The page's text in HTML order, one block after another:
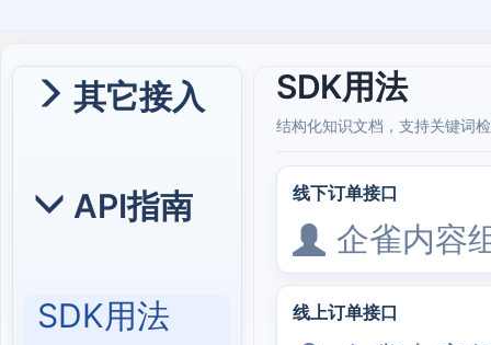
其它接入
API指南
SDK用法
SDK用法
结构化知识文档，支持关键词
线下订单接口
企雀内容
线上订单接口